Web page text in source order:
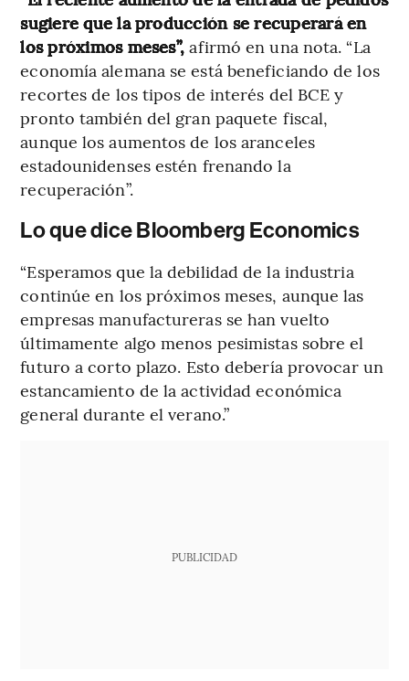
sugiere que la producción se recuperará en
los próximos meses”,afirmó en una nota. “La
economía alemana se está beneficiando de los
recortes de los tipos de interés del BCE y
pronto también del gran paquete fiscal,
aunque los aumentos de los aranceles
estadounidenses estén frenando la
recuperación”.
Lo que dice Bloomberg Economics
“Esperamos que la debilidad de la industria
continúe en los próximos meses, aunque las
empresas manufactureras se han vuelto
últimamente algo menos pesimistas sobre el
futuro a corto plazo. Esto debería provocar un
estancamiento de la actividad económica
general durante el verano.”
PUBLICIDAD